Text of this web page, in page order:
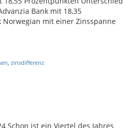
Bank mit 18,35
Norwegian mit einer Zinsspanne
zinsdifferenz
Schon ist ein Viertel des Jahres